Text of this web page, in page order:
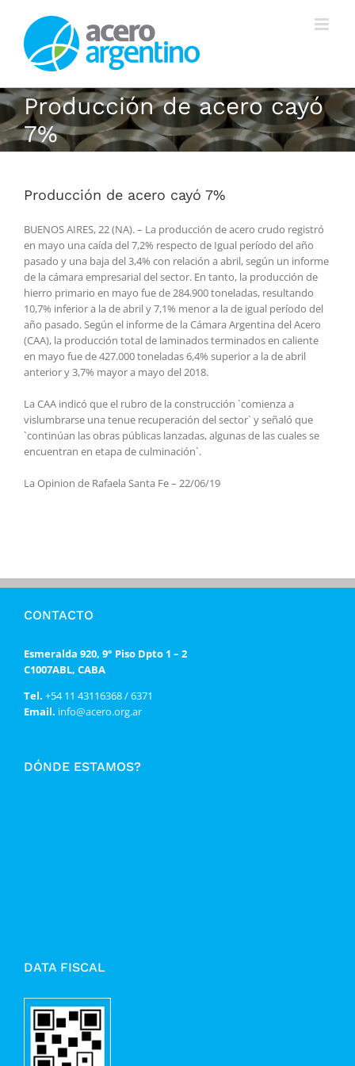
contenido
Producción de acero cayó
7%
Producción de acero cayó 7%
BUENOS AIRES, 22 (NA). – La producción de acero crudo registró
en mayo una caída del 7,2% respecto de Igual período del año
pasado y una baja del 3,4% con relación a abril, según un informe
de la cámara empresarial del sector. En tanto, la producción de
hierro primario en mayo fue de 284.900 toneladas, resultando
10,7% inferior a la de abril y 7,1% menor a la de igual período del
año pasado. Según el informe de la Cámara Argentina del Acero
(CAA), la producción total de laminados terminados en caliente
en mayo fue de 427.000 toneladas 6,4% superior a la de abril
anterior y 3,7% mayor a mayo del 2018.
La CAA indicó que el rubro de la construcción `comienza a
vislumbrarse una tenue recuperación del sector` y señaló que
`continúan las obras públicas lanzadas, algunas de las cuales se
encuentran en etapa de culminación`.
La Opinion de Rafaela Santa Fe – 22/06/19
CONTACTO
Esmeralda 920, 9° Piso Dpto 1 – 2
C1007ABL, CABA
Tel. +54 11 43116368 / 6371
Email. info@acero.org.ar
DÓNDE ESTAMOS?
DATA FISCAL